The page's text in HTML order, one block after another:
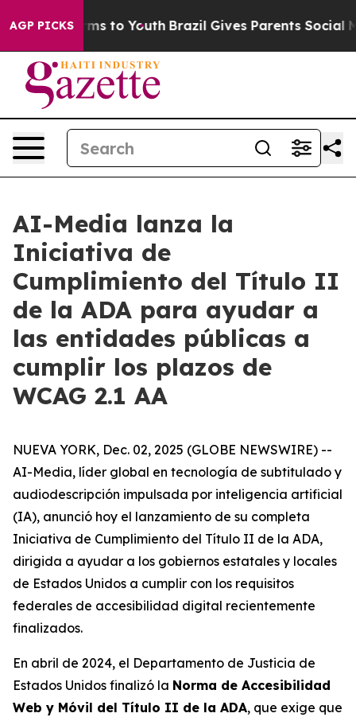
AGP PICKS
Harms to Youth Brazil Gives Parents Social
AI-Media lanza la
Iniciativa de
Cumplimiento del Título II
de la ADA para ayudar a
las entidades públicas a
cumplir los plazos de
WCAG 2.1 AA
NUEVA YORK, Dec. 02, 2025 (GLOBE NEWSWIRE) --
AI-Media, líder global en tecnología de subtitulado y
audiodescripción impulsada por inteligencia artificial
(IA), anunció hoy el lanzamiento de su completa
Iniciativa de Cumplimiento del Título II de la ADA,
dirigida a ayudar a los gobiernos estatales y locales
de Estados Unidos a cumplir con los requisitos
federales de accesibilidad digital recientemente
finalizados.
En abril de 2024, el Departamento de Justicia de
Estados Unidos finalizó la Norma de Accesibilidad
Web y Móvil del Título II de la ADA, que exige que